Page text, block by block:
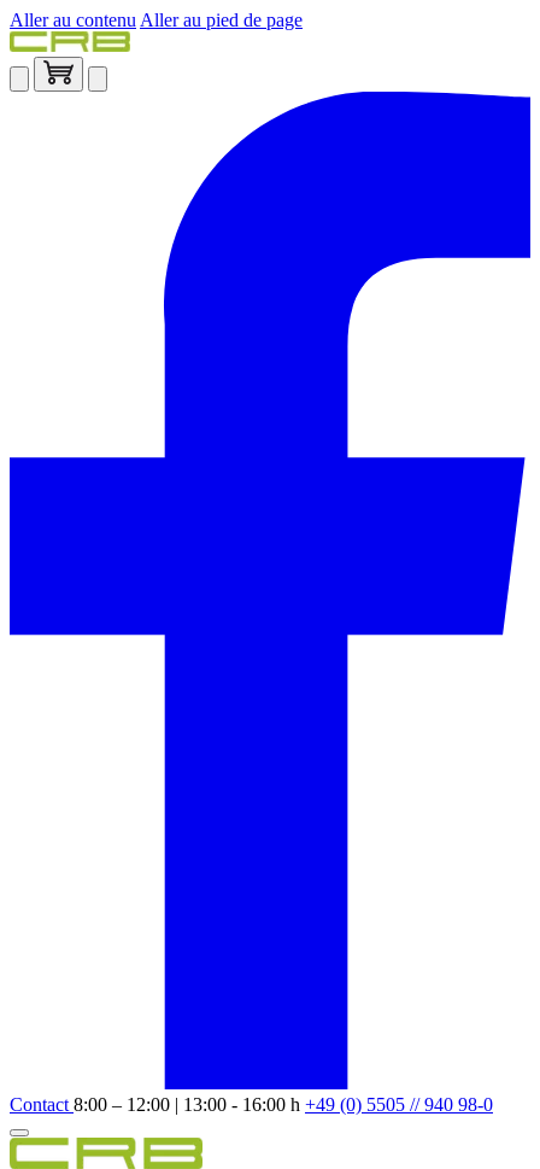
Aller au contenu Aller au pied de page
Contact 8:00 – 12:00 | 13:00 - 16:00 h +49 (0) 5505 // 940 98-0